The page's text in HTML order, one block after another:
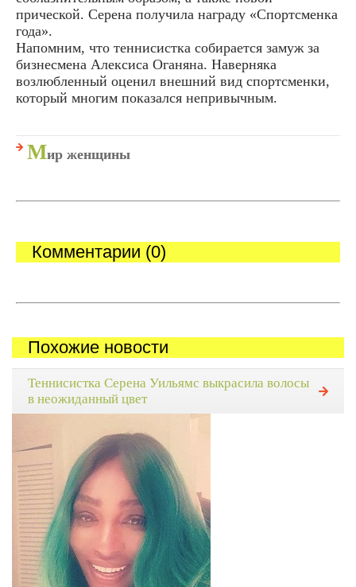
прической. Серена получила награду «Спортсменка
года».
Напомним, что теннисистка собирается замуж за
бизнесмена Алексиса Оганяна. Наверняка
возлюбленный оценил внешний вид спортсменки,
который многим показался непривычным.
Мир женщины
Комментарии (0)
Похожие новости
Теннисистка Серена Уильямс выкрасила волосы
в неожиданный цвет